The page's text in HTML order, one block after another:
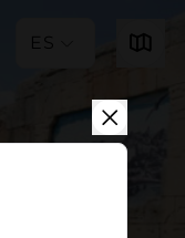
ES